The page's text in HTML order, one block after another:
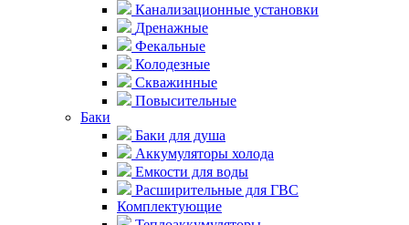
Канализационные установки
Дренажные
Фекальные
Колодезные
Скважинные
Повысительные
Баки
Баки для душа
Аккумуляторы холода
Емкости для воды
Расширительные для ГВС
Комплектующие